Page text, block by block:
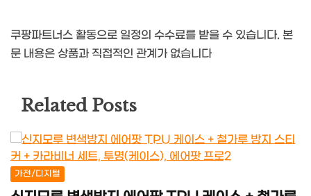
쿠팡파트너스 활동으로 일정의 수수료를 받을 수 있습니다. 본
문 내용은 상품과 직접적인 관계가 없습니다
Related Posts
가전/디지털